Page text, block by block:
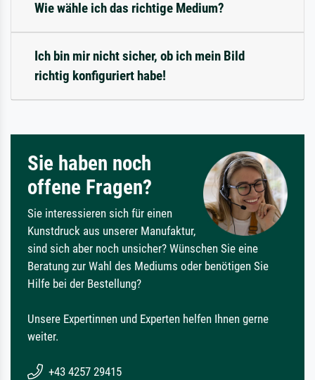
Wie wähle ich das richtige Medium?
Ich bin mir nicht sicher, ob ich mein Bild
richtig konfiguriert habe!
Sie haben noch
offene Fragen?
Sie interessieren sich für einen
Kunstdruck aus unserer Manufaktur,
sind sich aber noch unsicher? Wünschen Sie eine
Beratung zur Wahl des Mediums oder benötigen Sie
Hilfe bei der Bestellung?
Unsere Expertinnen und Experten helfen Ihnen gerne
weiter.
+43 4257 29415